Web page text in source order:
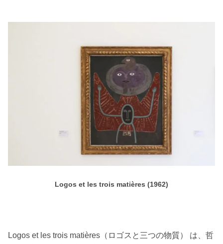
Logos et les trois matières (1962)
Logos et les trois matières（ロゴスと三つの物質） は、哲